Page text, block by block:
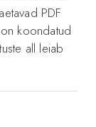
PDF
koondatud
all leiab